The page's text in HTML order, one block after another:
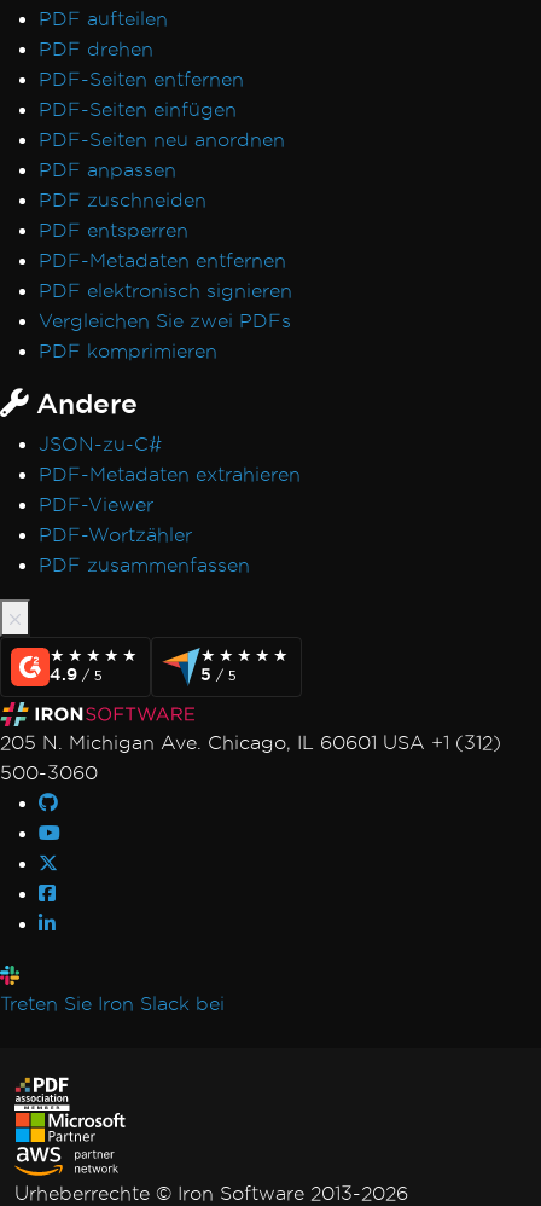
PDF aufteilen
PDF drehen
PDF-Seiten entfernen
PDF-Seiten einfügen
PDF-Seiten neu anordnen
PDF anpassen
PDF zuschneiden
PDF entsperren
PDF-Metadaten entfernen
PDF elektronisch signieren
Vergleichen Sie zwei PDFs
PDF komprimieren
Andere
JSON-zu-C#
PDF-Metadaten extrahieren
PDF-Viewer
PDF-Wortzähler
PDF zusammenfassen
★★★★★
★★★★★
4.9 / 5
★★★★★
★★★★★
5 / 5
205 N. Michigan Ave. Chicago, IL 60601 USA +1 (312)
500-3060
Treten Sie Iron Slack bei
Urheberrechte © Iron Software 2013-2026